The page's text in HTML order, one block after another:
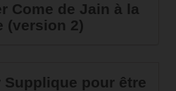
Come de Jain à la
(version 2)
Supplique pour être